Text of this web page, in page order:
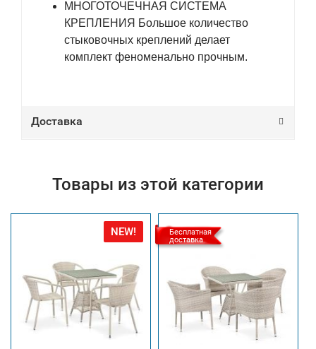
МНОГОТОЧЕЧНАЯ СИСТЕМА
КРЕПЛЕНИЯ Большое количество
стыковочных креплений делает
комплект феноменально прочным.
Доставка
Товары из этой категории
NEW!
Бесплатная
доставка